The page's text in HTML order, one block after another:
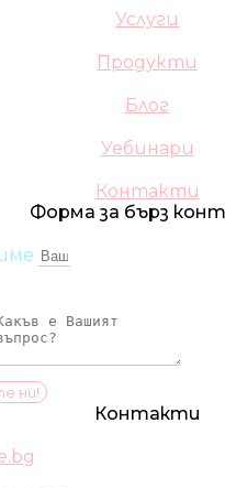
Услуги
Продукти
Блог
Уебинари
Контакти
Форма за бърз
ни!
Контакти